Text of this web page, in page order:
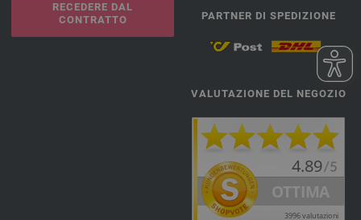
RECEDERE DAL
CONTRATTO
PARTNER DI SPEDIZIONE
VALUTAZIONE DEL NEGOZIO